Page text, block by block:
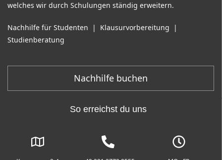
welches wir durch Schulungen ständig erweitern.
Nachhilfe für Studenten | Klausurvorbereitung
|
Studienberatung
Nachhilfe buchen
So erreichst du uns